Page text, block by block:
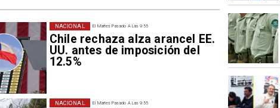
El Martes Pasado A Las 9:55
Chile rechaza alza arancel EE.
UU. antes de imposición del
12.5%
NACIONAL
El Martes Pasado A Las 9:55
NACIONAL